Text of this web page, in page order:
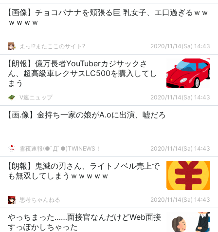
【画像】チョコバナナを頬張る巨 乳女子、エ口過ぎるｗｗ
ｗｗｗｗ
えっ!?またここのサイト? 2020/11/14(Sa) 14:43
【朗報】億万長者YouTuberカジサックさ
ん、超高級車レクサスLC500を購入してし
まう
V速ニュップ 2020/11/14(Sa) 14:43
【画.像】金持ち一家の娘がA.oに出演、嘘だろ
雪夜速報(●ﾟДﾟ●)TWINEWS！ 2020/11/14(Sa) 14:43
【朗報】鬼滅の刃さん、ライトノベル売上で
も無双してしまうｗｗｗｗｗ
思考ちゃんねる 2020/11/14(Sa) 14:43
やっちまった……面接官なんだけどWeb面接
すっぽかしちゃった